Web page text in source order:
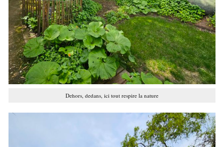
Dehors, dedans, ici tout respire la nature